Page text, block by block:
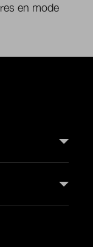
en mode